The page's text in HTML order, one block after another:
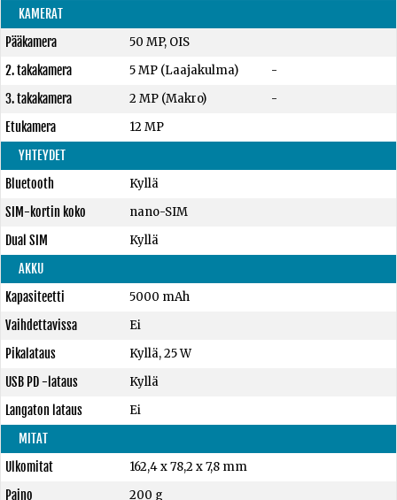
KAMERAT
Pääkamera
50 MP, OIS
2. takakamera
5 MP (Laajakulma)
-
3. takakamera
2 MP (Makro)
-
Etukamera
12 MP
YHTEYDET
Bluetooth
Kyllä
SIM-kortin koko
nano-SIM
Dual SIM
Kyllä
AKKU
Kapasiteetti
5000 mAh
Vaihdettavissa
Ei
Pikalataus
Kyllä, 25 W
USB PD -lataus
Kyllä
Langaton lataus
Ei
MITAT
Ulkomitat
162,4 x 78,2 x 7,8 mm
Paino
200 g